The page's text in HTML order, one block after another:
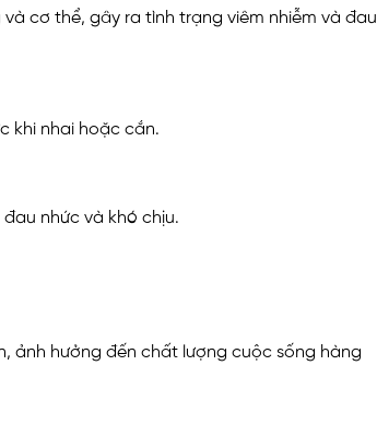
cơ thể, gây ra tình trạng viêm nhiễm và đau
khi nhai hoặc cắn.
nhức và khó chịu.
ảnh hưởng đến chất lượng cuộc sống hàng